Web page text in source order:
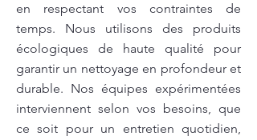
en respectant vos contraintes de
temps. Nous utilisons des produits
écologiques de haute qualité pour
garantir un nettoyage en profondeur et
durable. Nos équipes expérimentées
interviennent selon vos besoins, que
ce soit pour un entretien quotidien,